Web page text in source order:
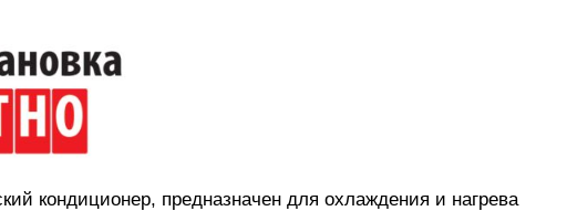
кондиционер, предназначен для охлаждения и нагрева